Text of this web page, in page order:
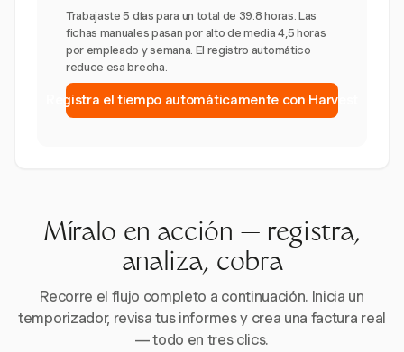
Trabajaste 5 días para un total de 39.8 horas. Las
fichas manuales pasan por alto de media 4,5 horas
por empleado y semana. El registro automático
reduce esa brecha.
Registra el tiempo automáticamente con Harvest
Míralo en acción — registra,
analiza, cobra
Recorre el flujo completo a continuación. Inicia un
temporizador, revisa tus informes y crea una factura real
— todo en tres clics.